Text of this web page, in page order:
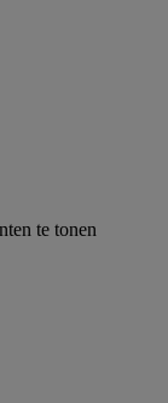
te tonen